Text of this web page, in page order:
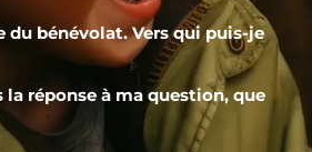
du bénévolat. Vers qui puis-je
la réponse à ma question, que